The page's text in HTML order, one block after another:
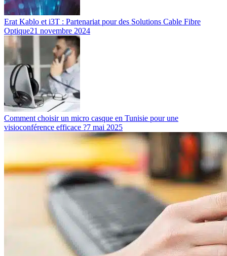
Erat Kablo et i3T : Partenariat pour des Solutions Cable Fibre
Optique21 novembre 2024
Comment choisir un micro casque en Tunisie pour une
visioconférence efficace ?7 mai 2025